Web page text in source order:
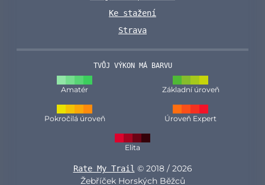
Ke stažení
Strava
TVŮJ VÝKON MÁ BARVU
Amatér Základní úroveň
Pokročilá úroveň Úroveň Expert
Elita
Rate My Trail © 2018 / 2026
Žebříček Horských Běžců